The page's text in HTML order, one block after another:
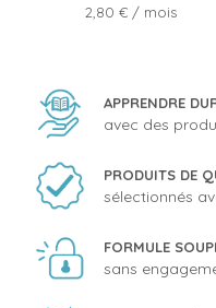
Prix
2,80 €/ mois
APPRENDRE
avec des
PRODUITS DE
sélectionnés
FORMULE
sans